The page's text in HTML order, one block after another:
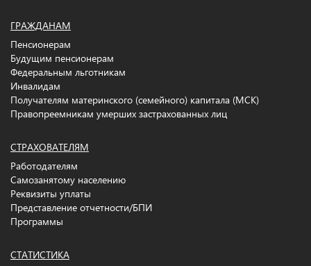
ГРАЖДАНАМ
Пенсионерам
Будущим пенсионерам
Федеральным льготникам
Инвалидам
Получателям материнского (семейного) капитала (МСК)
Правопреемникам умерших застрахованных лиц
СТРАХОВАТЕЛЯМ
Работодателям
Самозанятому населению
Реквизиты уплаты
Представление отчетности/БПИ
Программы
СТАТИСТИКА